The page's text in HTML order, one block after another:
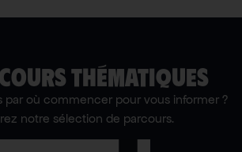
THÉMATIQUES
par où commencer pour vous informer ?
notre sélection de parcours.